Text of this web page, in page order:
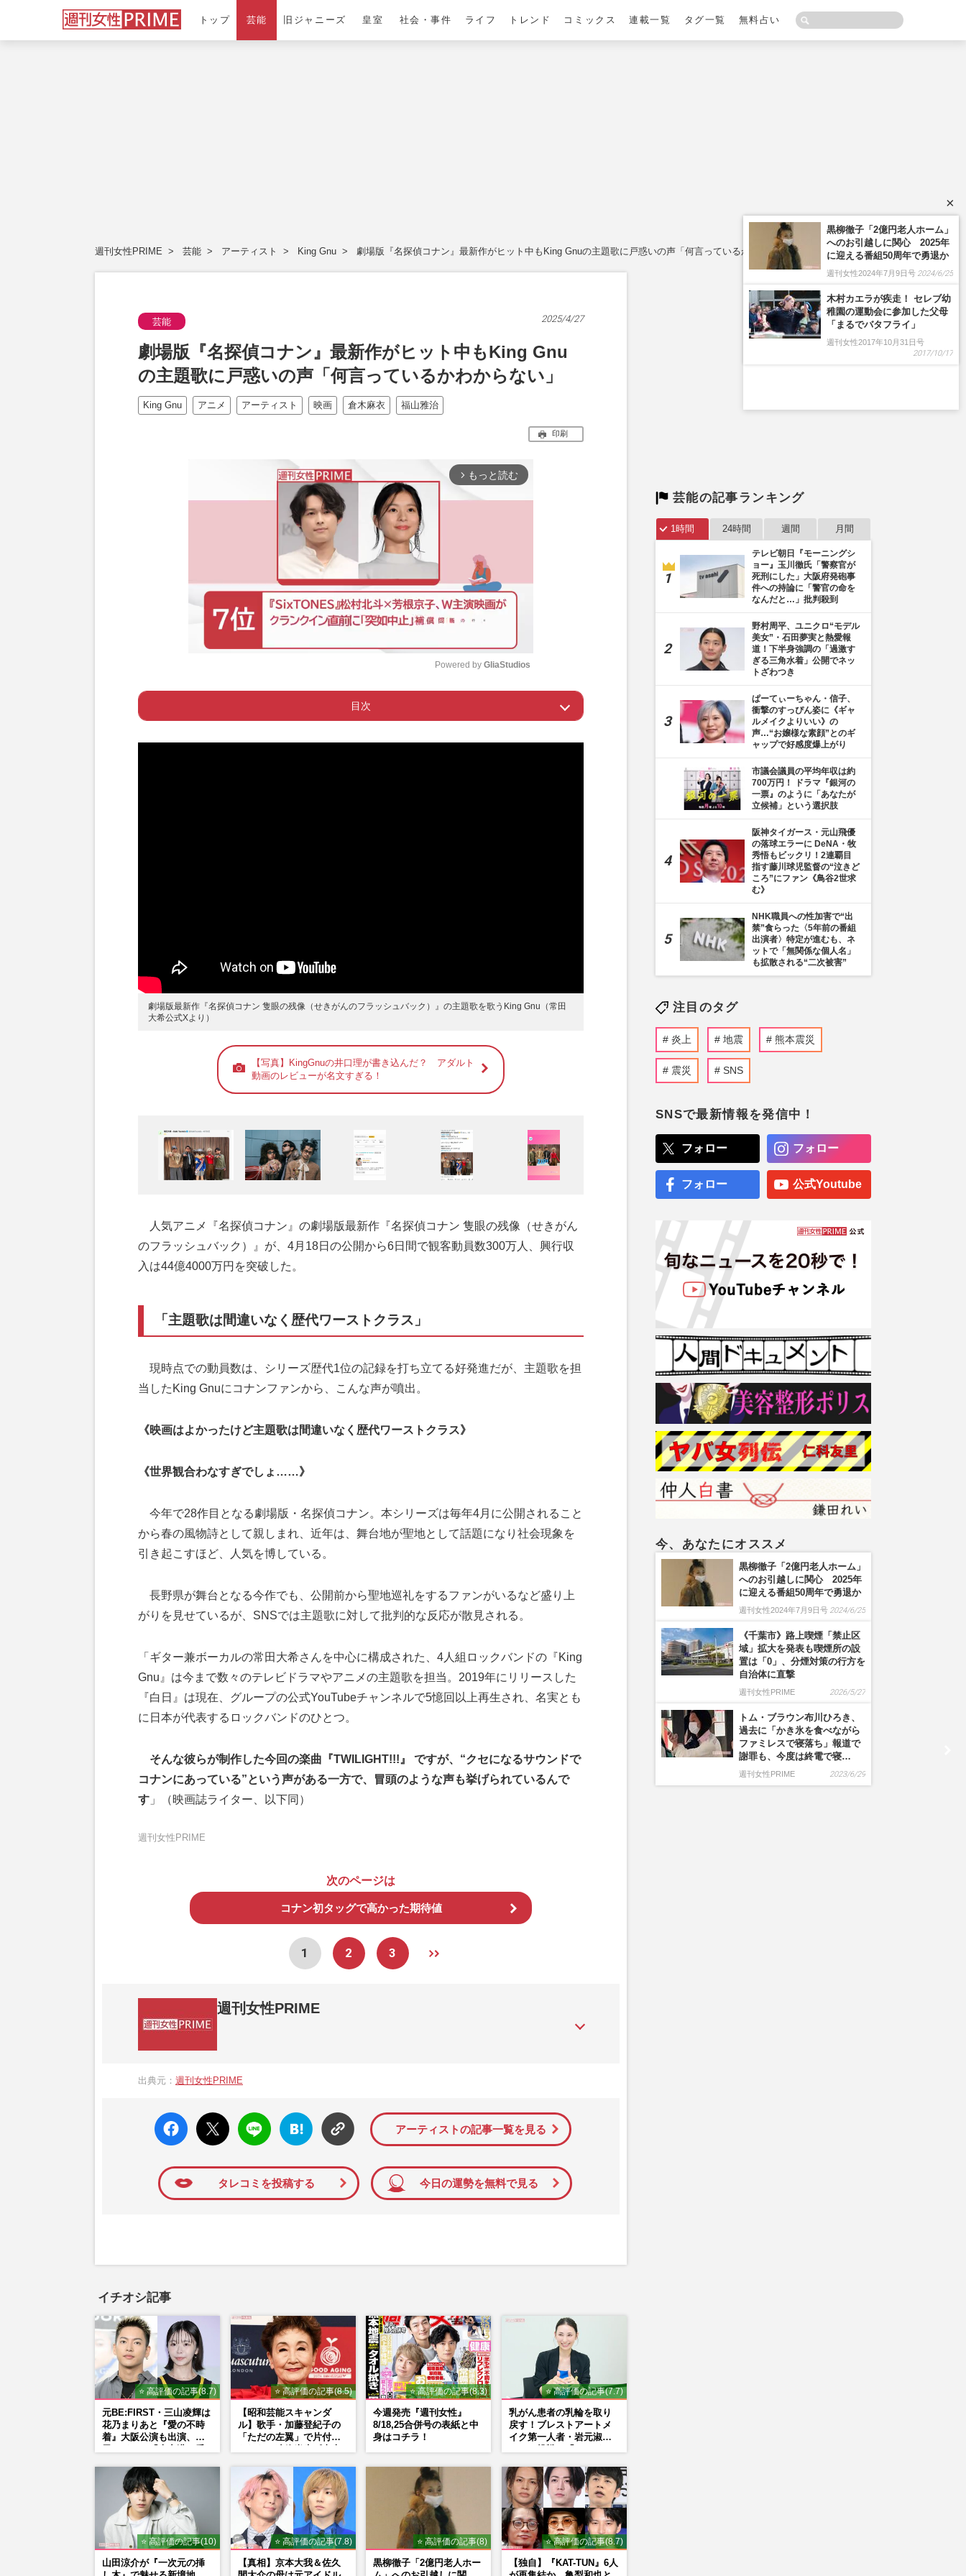
トップ 芸能 旧ジャニーズ 皇室 社会・事件 ライフ トレンド コミックス 連載一覧 タグ一覧 無料占い
週刊女性PRIME 芸能 アーティスト King Gnu 劇場版『名探偵コナン』最新作がヒット中もKing Gnuの主題歌に戸惑いの声「何言っているかわからない」
芸能 2025/4/27
劇場版『名探偵コナン』最新作がヒット中もKing Gnu
の主題歌に戸惑いの声「何言っているかわからない」
King Gnu アニメ アーティスト 映画 倉木麻衣 福山雅治
印刷
arrow_forward_ios もっと読む
t
Powered by GliaStudios
目次
Page 1 ー 「主題歌は間違いなく歴代ワーストクラス」
劇場版最新作『名探偵コナン 隻眼の残像（せきがんのフラッシュバック）』の主題歌を歌うKing Gnu（常田
大希公式Xより）
【写真】KingGnuの井口理が書き込んだ？ アダルト
動画のレビューが名文すぎる！
人気アニメ『名探偵コナン』の劇場版最新作『名探偵コナン 隻眼の残像（せきがん
のフラッシュバック）』が、4月18日の公開から6日間で観客動員数300万人、興行収
入は44億4000万円を突破した。
「主題歌は間違いなく歴代ワーストクラス」
現時点での動員数は、シリーズ歴代1位の記録を打ち立てる好発進だが、主題歌を担
当したKing Gnuにコナンファンから、こんな声が噴出。
《映画はよかったけど主題歌は間違いなく歴代ワーストクラス》
《世界観合わなすぎでしょ……》
今年で28作目となる劇場版・名探偵コナン。本シリーズは毎年4月に公開されること
から春の風物詩として親しまれ、近年は、舞台地が聖地として話題になり社会現象を
引き起こすほど、人気を博している。
長野県が舞台となる今作でも、公開前から聖地巡礼をするファンがいるなど盛り上
がりを見せているが、SNSでは主題歌に対して批判的な反応が散見される。
「ギター兼ボーカルの常田大希さんを中心に構成された、4人組ロックバンドの『King
Gnu』は今まで数々のテレビドラマやアニメの主題歌を担当。2019年にリリースした
『白日』は現在、グループの公式YouTubeチャンネルで5憶回以上再生され、名実とも
に日本が代表するロックバンドのひとつ。
そんな彼らが制作した今回の楽曲『TWILIGHT!!!』 ですが、“クセになるサウンドで
コナンにあっている”という声がある一方で、冒頭のような声も挙げられているんで
す 」（映画誌ライター、以下同）
週刊女性PRIME
次のページは
コナン初タッグで高かった期待値
1 2 3
週刊女性PRIME
か、女性週刊誌『週刊女性』の誌面に掲載された記事から、インターネット利用者層にとって特に関心の
出典元： 週刊女性PRIME
faceboo
k いい
ね
X ポス
ト
LINE
はてな
ブック
マーク
アーティストの記事一覧を見る
タレコミを投稿する 今日の運勢を無料で見る
イチオシ記事
⭐ 高評価の記事(8.7)
元BE:FIRST・三山凌輝は
花乃まりあと『愛の不時
着』大阪公演も出演、趣
ぎ」の実情
⭐ 高評価の記事(8.5)
【昭和芸能スキャンダ
ル】歌手・加藤登紀子の
「ただの左翼」で片付け
内ゲバ事件》
⭐ 高評価の記事(8.3)
今週発売『週刊女性』
8/18,25合併号の表紙と中
身はコチラ！
⭐ 高評価の記事(7.7)
乳がん患者の乳輪を取り
戻す！ブレストアートメ
イク第一人者・岩元淑子
⭐ 高評価の記事(10)
山田涼介が『一次元の挿
⭐ 高評価の記事(7.8)
【真相】京本大我＆佐久
⭐ 高評価の記事(8)
黒柳徹子「2億円老人ホー
⭐ 高評価の記事(8.7)
【独自】『KAT-TUN』6人
芸能の記事ランキング
1時間 24時間 週間 月間
テレビ朝日『モーニングシ
ョー』玉川徹氏「警察官が
死刑にした」大阪府発砲事
件への持論に「警官の命を
なんだと…」批判殺到
野村周平、ユニクロ“モデル
美女”・石田夢実と熱愛報
道！下半身強調の「過激す
ぎる三角水着」公開でネッ
トざわつき
ぱーてぃーちゃん・信子、
衝撃のすっぴん姿に《ギャ
ルメイクよりいい》の
声…“お嬢様な素顔”とのギ
ャップで好感度爆上がり
市議会議員の平均年収は約
700万円！ ドラマ『銀河の
一票』のように「あなたが
立候補」という選択肢
阪神タイガース・元山飛優
の落球エラーに DeNA・牧
秀悟もビックリ！2連覇目
指す藤川球児監督の“泣きど
ころ”にファン《鳥谷2世求
む》
NHK職員への性加害で“出
禁”食らった〈5年前の番組
出演者〉特定が進むも、ネ
ットで「無関係な個人名」
も拡散される“二次被害”
注目のタグ
炎上 地震 熊本震災
震災 SNS
SNSで最新情報を発信中！
フォロー フォロー
フォロー 公式Youtube
今、あなたにオススメ
黒柳徹子「2億円老人ホーム」
へのお引越しに関心 2025年
に迎える番組50周年で勇退か
週刊女性2024年7月9日号 2024/6/25
《千葉市》路上喫煙「禁止区
域」拡大を発表も喫煙所の設
置は「0」、分煙対策の行方を
自治体に直撃
週刊女性PRIME 2026/5/27
トム・ブラウン布川ひろき、
過去に「かき氷を食べながら
ファミレスで寝落ち」報道で
謝罪も、今度は終電で寝…
週刊女性PRIME 2023/6/29
×
黒柳徹子「2億円老人ホーム」
へのお引越しに関心 2025年
に迎える番組50周年で勇退か
週刊女性2024年7月9日号 2024/6/25
木村カエラが疾走！ セレブ幼
稚園の運動会に参加した父母
「まるでバタフライ」
週刊女性2017年10月31日号
2017/10/17